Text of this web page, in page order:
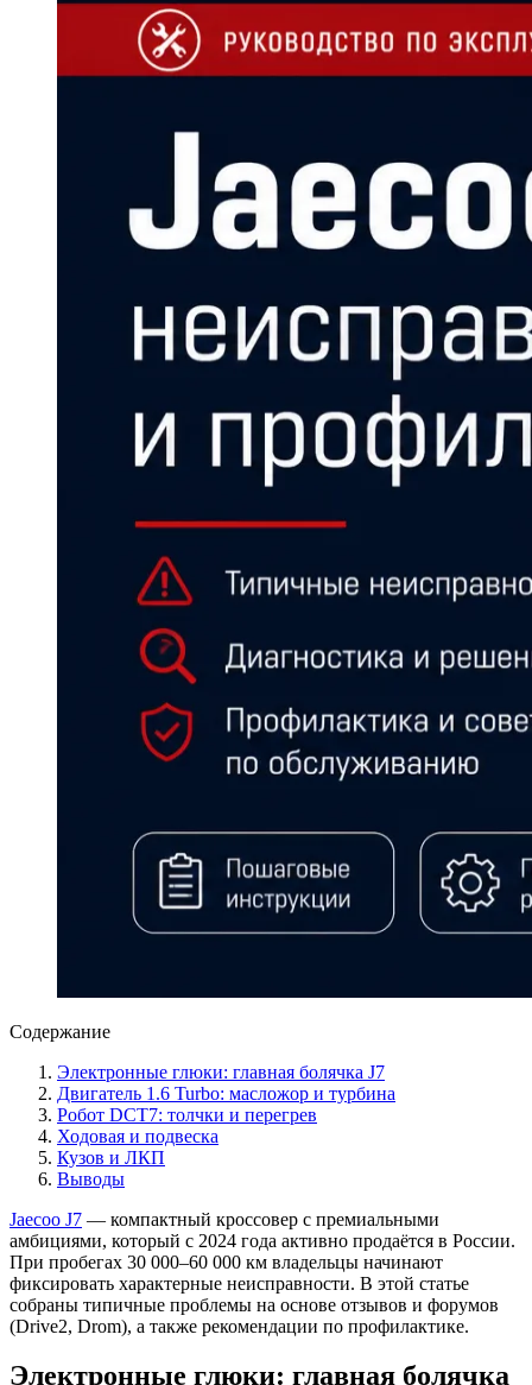
Содержание
Электронные глюки: главная болячка J7
Двигатель 1.6 Turbo: масложор и турбина
Робот DCT7: толчки и перегрев
Ходовая и подвеска
Кузов и ЛКП
Выводы
Jaecoo J7 — компактный кроссовер с премиальными
амбициями, который с 2024 года активно продаётся в России.
При пробегах 30 000–60 000 км владельцы начинают
фиксировать характерные неисправности. В этой статье
собраны типичные проблемы на основе отзывов и форумов
(Drive2, Drom), а также рекомендации по профилактике.
Электронные глюки: главная болячка